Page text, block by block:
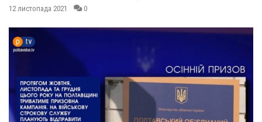
12 листопада 2021 0